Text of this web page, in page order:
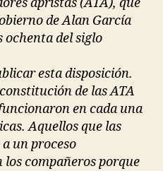
de Alan García
ochenta del siglo
esta disposición.
de las ATA
en cada una
Aquellos que las
un proceso
compañeros porque